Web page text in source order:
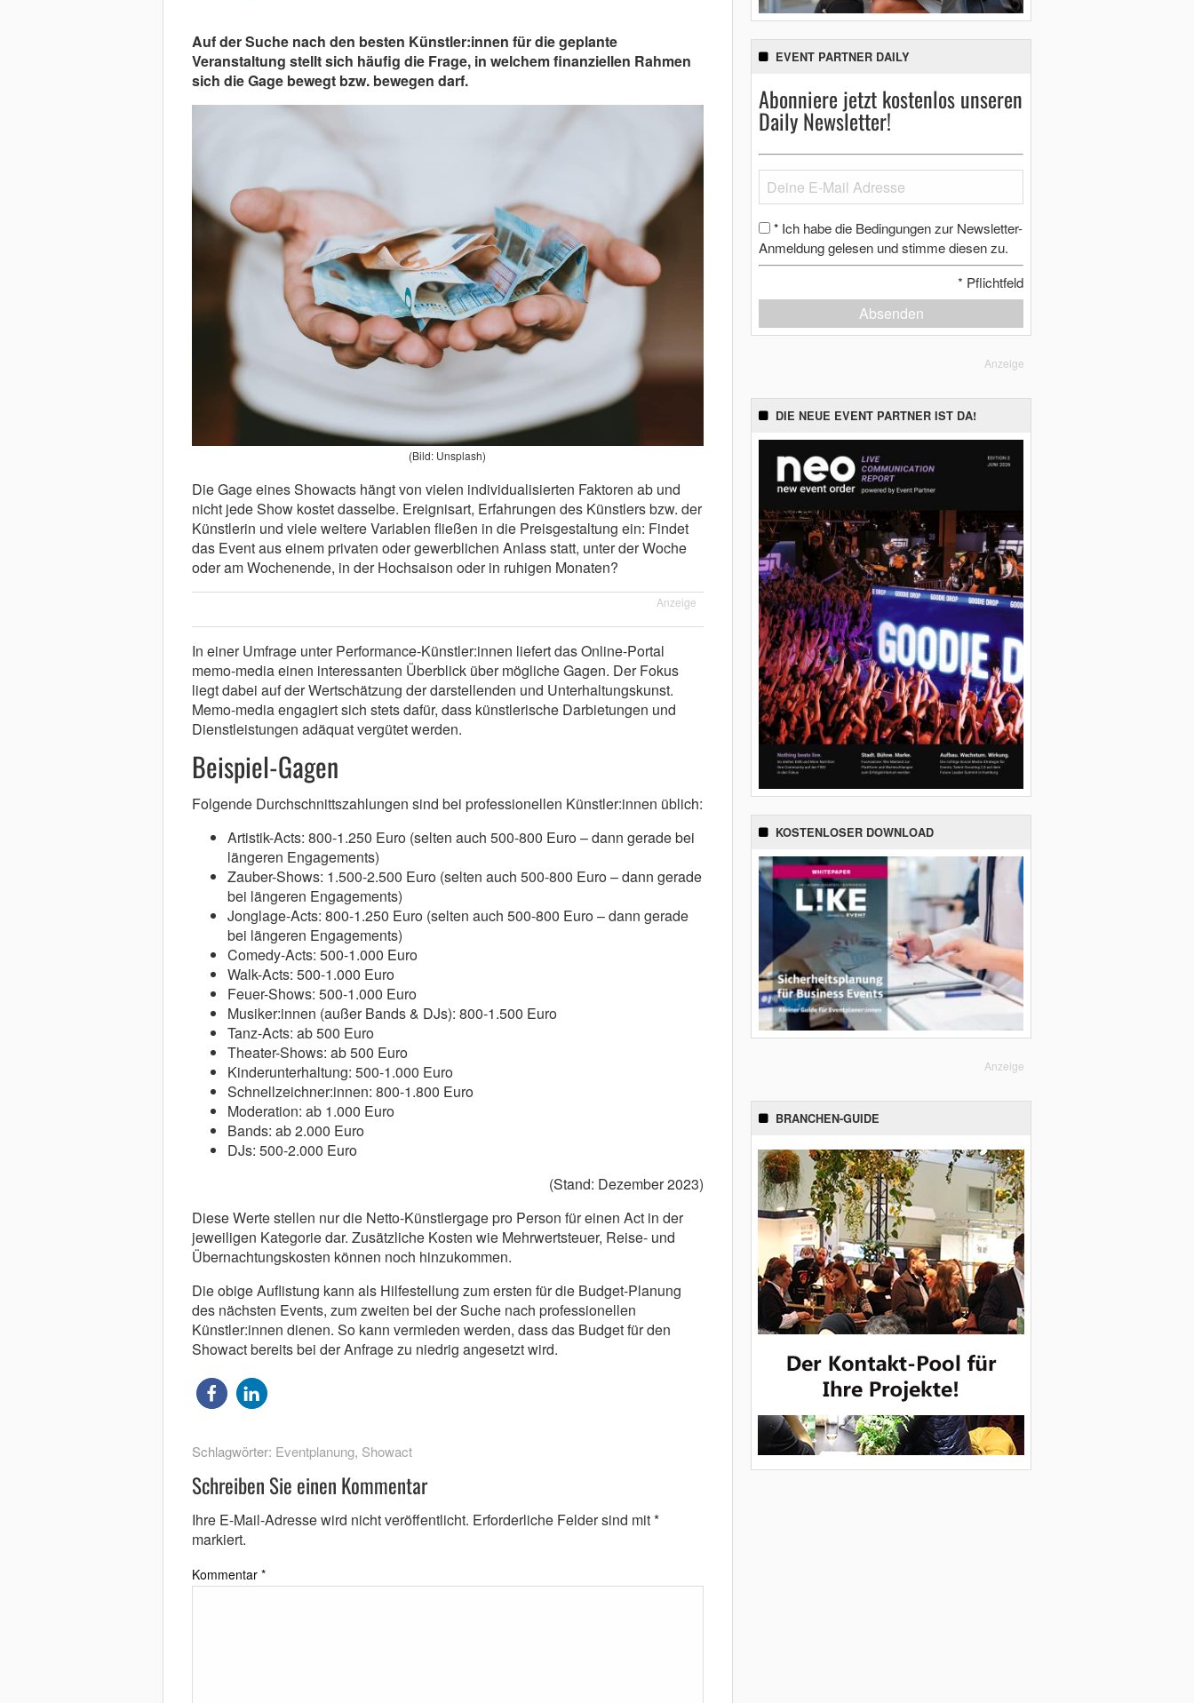
Auf der Suche nach den besten Künstler:innen für die geplante
Veranstaltung stellt sich häufig die Frage, in welchem finanziellen Rahmen
sich die Gage bewegt bzw. bewegen darf.
(Bild: Unsplash)
Die Gage eines Showacts hängt von vielen individualisierten Faktoren ab und
nicht jede Show kostet dasselbe. Ereignisart, Erfahrungen des Künstlers bzw. der
Künstlerin und viele weitere Variablen fließen in die Preisgestaltung ein: Findet
das Event aus einem privaten oder gewerblichen Anlass statt, unter der Woche
oder am Wochenende, in der Hochsaison oder in ruhigen Monaten?
Anzeige
In einer Umfrage unter Performance-Künstler:innen liefert das Online-Portal
memo-media einen interessanten Überblick über mögliche Gagen. Der Fokus
liegt dabei auf der Wertschätzung der darstellenden und Unterhaltungskunst.
Memo-media engagiert sich stets dafür, dass künstlerische Darbietungen und
Dienstleistungen adäquat vergütet werden.
Beispiel-Gagen
Folgende Durchschnittszahlungen sind bei professionellen Künstler:innen üblich:
Artistik-Acts: 800-1.250 Euro (selten auch 500-800 Euro – dann gerade bei
längeren Engagements)
Zauber-Shows: 1.500-2.500 Euro (selten auch 500-800 Euro – dann gerade
bei längeren Engagements)
Jonglage-Acts: 800-1.250 Euro (selten auch 500-800 Euro – dann gerade
bei längeren Engagements)
Comedy-Acts: 500-1.000 Euro
Walk-Acts: 500-1.000 Euro
Feuer-Shows: 500-1.000 Euro
Musiker:innen (außer Bands & DJs): 800-1.500 Euro
Tanz-Acts: ab 500 Euro
Theater-Shows: ab 500 Euro
Kinderunterhaltung: 500-1.000 Euro
Schnellzeichner:innen: 800-1.800 Euro
Moderation: ab 1.000 Euro
Bands: ab 2.000 Euro
DJs: 500-2.000 Euro
(Stand: Dezember 2023)
Diese Werte stellen nur die Netto-Künstlergage pro Person für einen Act in der
jeweiligen Kategorie dar. Zusätzliche Kosten wie Mehrwertsteuer, Reise- und
Übernachtungskosten können noch hinzukommen.
Die obige Auflistung kann als Hilfestellung zum ersten für die Budget-Planung
des nächsten Events, zum zweiten bei der Suche nach professionellen
Künstler:innen dienen. So kann vermieden werden, dass das Budget für den
Showact bereits bei der Anfrage zu niedrig angesetzt wird.
Schlagwörter: Eventplanung, Showact
Schreiben Sie einen Kommentar
Ihre E-Mail-Adresse wird nicht veröffentlicht. Erforderliche Felder sind mit*
markiert.
Kommentar *
EVENT PARTNER DAILY
Abonniere jetzt kostenlos unseren
Daily Newsletter!
* Ich habe die Bedingungen zur Newsletter-
Anmeldung gelesen und stimme diesen zu.
* Pflichtfeld
Absenden
Anzeige
DIE NEUE EVENT PARTNER IST DA!
KOSTENLOSER DOWNLOAD
Anzeige
BRANCHEN-GUIDE